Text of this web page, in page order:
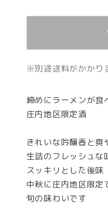
※別途送料がかかり
締めにラーメンが食
庄内地区限定酒
きれいな吟醸香と爽
生詰のフレッシュな
スッキリとした後味
中秋に庄内地区限定
旬の味わいです